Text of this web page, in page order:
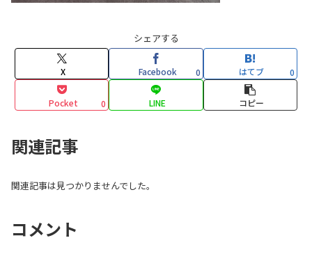
シェアする
X Facebook 0 はてブ 0
Pocket 0 LINE コピー
関連記事
関連記事は見つかりませんでした。
コメント